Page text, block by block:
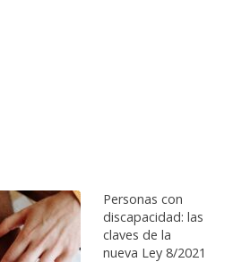
Personas con
discapacidad: las
claves de la
nueva Ley 8/2021